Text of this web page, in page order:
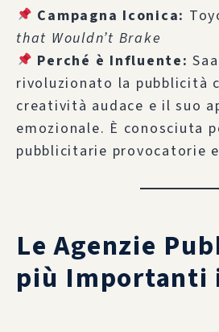
Campagna Iconica:
that Wouldn’t Brake
Perché è Influente:
rivoluzionato la pubblicità
creatività audace e il suo
emozionale. È conosciuta
pubblicitarie provocatorie
Le Agenzie
più Importanti